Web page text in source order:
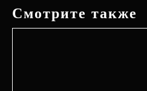
Смотрите также